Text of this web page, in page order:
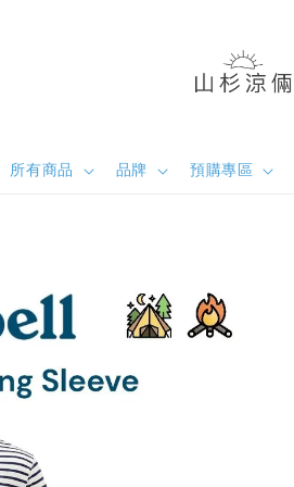
所有商品 品牌 預購專區